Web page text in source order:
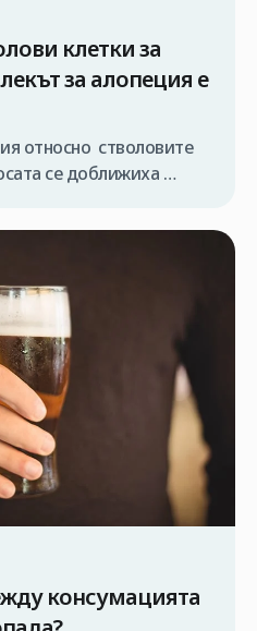
клетки за
за алопеция е
относно стволовите
се доближиха
в лабораторни
свързват с нашата
на присаждане на
консумацията